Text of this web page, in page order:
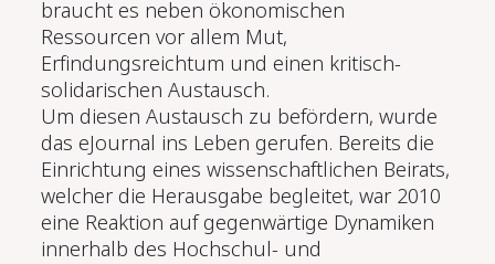
braucht es neben ökonomischen
Ressourcen vor allem Mut,
Erfindungsreichtum und einen kritisch-
solidarischen Austausch.
Um diesen Austausch zu befördern, wurde
das eJournal ins Leben gerufen. Bereits die
Einrichtung eines wissenschaftlichen Beirats,
welcher die Herausgabe begleitet, war 2010
eine Reaktion auf gegenwärtige Dynamiken
innerhalb des Hochschul- und